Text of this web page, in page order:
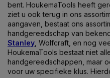
bent. HoukemaTools heeft
ziet u ook terug in ons
aangaven, bestaat ons
handgereedschap van
Stanley , Wolfcraft, en nog
HoukemaTools bestaat niet
handgereedschappen, maar
voor uw specifieke klus.